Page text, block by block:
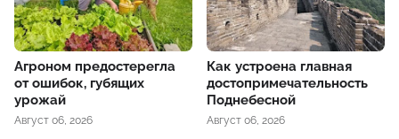
Агроном предостерегла
от ошибок, губящих
урожай
Август 06, 2026
Как устроена главная
достопримечательность
Поднебесной
Август 06, 2026